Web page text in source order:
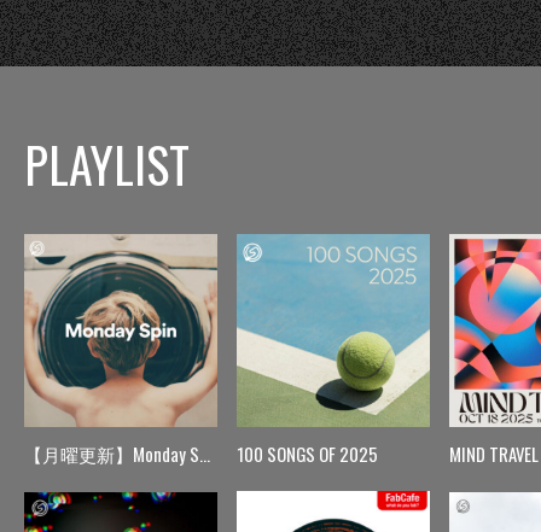
PLAYLIST
【月曜更新】Monday Spin 100 SONGS OF 2025 MIND TRAVEL